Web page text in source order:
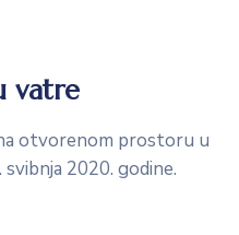
vatre
otvorenom prostoru u
2020. godine.